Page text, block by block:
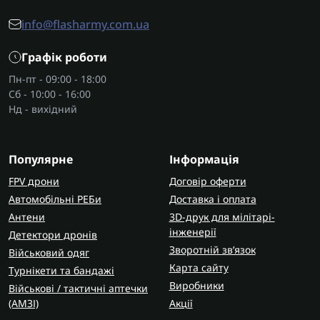
військовим спорядженням
Яке має бути наповнення аптечки?
У стандартний набір входять кровоспинні
засоби, обробка ран, еластичні бинти,
турнікети , ізраїльські бандажі, оціночні картки,
що особливо актуально для аптечки для
невідкладної медичної допомоги. Якісний набір
дозволяє виконати базові дії швидко та без
плутанини.
Чому важливо кожному мати
аптечку?
Поранення чи раптові стани часто виникають
info@flasharmy.com.ua
Графік роботи
Пн-пт - 09:00 - 18:00
Сб - 10:00 - 16:00
Нд - вихідний
Популярне
FPV дрони
Автомобільні РЕБи
Антени
Детектори дронів
Військовий одяг
Турнікети та бандажі
Військові / тактичні аптечки
(AMЗІ)
Інформація
Договір оферти
Доставка і оплата
3D-друк для мілітарі-
інженерії
Зворотній зв’язок
Карта сайту
Виробники
Акції